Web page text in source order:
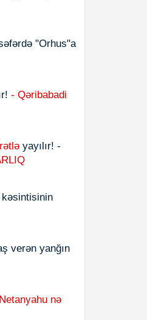
"Orhus"a
- Qəribabadi
yayılır! -
verən yanğın
Netanyahu nə